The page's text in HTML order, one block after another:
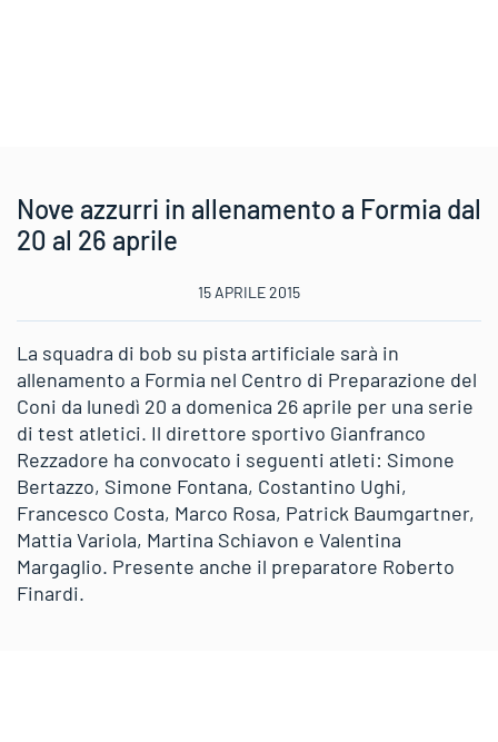
Nove azzurri in allenamento a Formia dal
20 al 26 aprile
15 APRILE 2015
La squadra di bob su pista artificiale sarà in
allenamento a Formia nel Centro di Preparazione del
Coni da lunedì 20 a domenica 26 aprile per una serie
di test atletici. Il direttore sportivo Gianfranco
Rezzadore ha convocato i seguenti atleti: Simone
Bertazzo, Simone Fontana, Costantino Ughi,
Francesco Costa, Marco Rosa, Patrick Baumgartner,
Mattia Variola, Martina Schiavon e Valentina
Margaglio. Presente anche il preparatore Roberto
Finardi.